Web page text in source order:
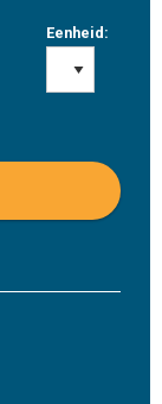
Eenheid: